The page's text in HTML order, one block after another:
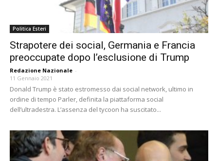
Politica Esteri
Strapotere dei social, Germania e Francia
preoccupate dopo l’esclusione di Trump
Redazione Nazionale -
11 Gennaio 2021
Donald Trump è stato estromesso dai social network, ultimo in
ordine di tempo Parler, definita la piattaforma social
dell’ultradestra. L’assenza del tycoon ha suscitato...